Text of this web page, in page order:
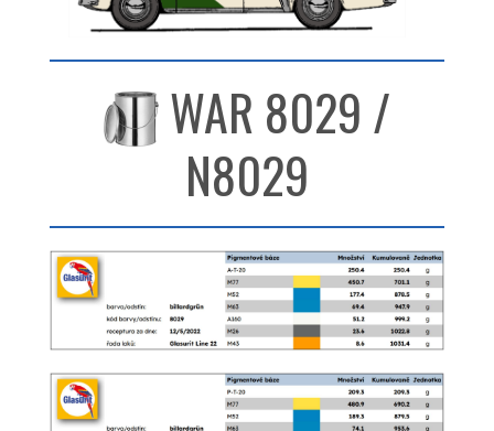
WAR 8029 /
N8029